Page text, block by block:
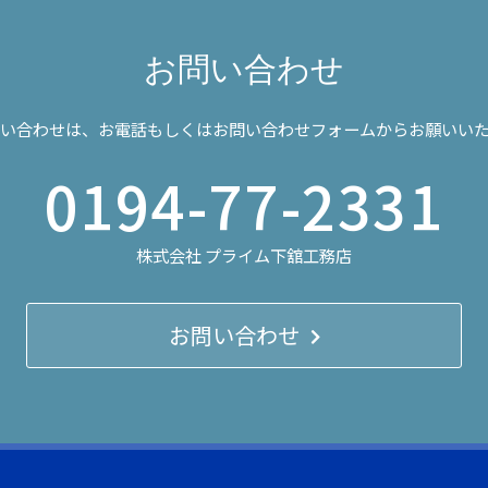
お問い合わせ
合わせは、お電話もしくはお問い合わせフォームからお願いいた
0194-77-2331
株式会社 プライム下舘工務店
お問い合わせ